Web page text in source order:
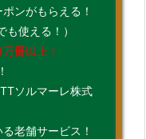
ンがもらえる！
使える！）
冊以上！
ソルマーレ株式
老舗サービス！